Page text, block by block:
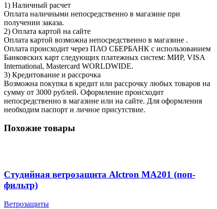
1) Наличный расчет
Оплата наличными непосредственно в магазине при
получении заказа.
2) Оплата картой на сайте
Оплата картой возможна непосредственно в магазине .
Оплата происходит через ПАО СБЕРБАНК с использованием
Банковских карт следующих платежных систем: МИР, VISA
International, Mastercard WORLDWIDE.
3) Кредитование и рассрочка
Возможна покупка в кредит или рассрочку любых товаров на
сумму от 3000 рублей. Оформление происходит
непосредственно в магазине или на сайте. Для оформления
необходим паспорт и личное присутствие.
Похожие товары
Студийная ветрозащита Alctron MA201 (поп-
фильтр)
Ветрозащиты